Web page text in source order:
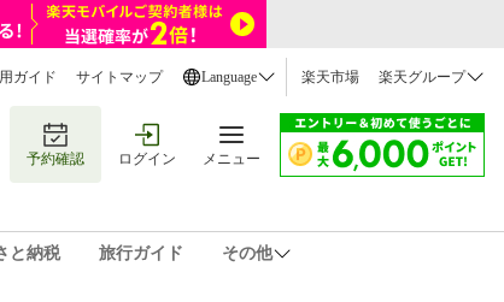
ガイド サイトマップ Language 楽天市場 楽天グループ
予約確認 ログイン メニュー
と納税 旅行ガイド
その他